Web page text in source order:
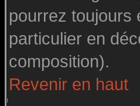
pourrez toujours
particulier en
composition).
Revenir en haut